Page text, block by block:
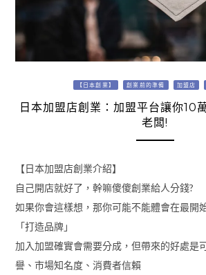
【日本創業】 創業前的準備 加盟店
日本加盟店創業：加盟平台讓你10
老闆!
【日本加盟店創業介紹】
自己開店就好了，幹嘛傻傻創業給人分錢?
如果你會這樣想，那你可能不能體會在最開
「打造品牌」
加入加盟確實會需要分成，但帶來的好處是
譽、市場知名度、消費者信賴